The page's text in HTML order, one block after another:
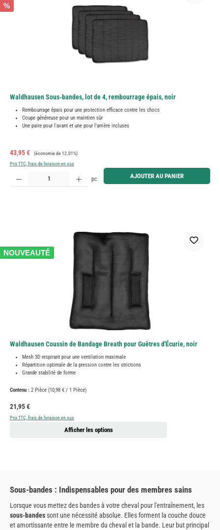
%
Waldhausen Sous-bandes, lot de 4, rembourrage épais, noir
Rembourrage épais pour une protection efficace contre les chocs
Coupe généreuse pour un maintien sûr
Une paire pour l'avant et une pour l'arrière incluses
Prix de vente :
43,95 € Prix régulier :
(économie de 12.01%)
Prix TTC, frais de livraison en sus
Quantité de produit : Entrez la quantité souhaitée ou utilisez les boutons pour augmenter ou
pc AJOUTER AU PANIER
NOUVEAUTÉ
Waldhausen Coussin de Bandage Breath pour Guêtres d'Écurie, noir
Mesh 3D respirant pour une ventilation maximale
Répartition optimale de la pression contre les strictions
Grande stabilité de forme
Contenu : 2 Pièce (10,98 € / 1 Pièce)
Prix régulier :
21,95 €
Prix TTC, frais de livraison en sus
Afficher les options
Sous-bandes : Indispensables pour des membres sains
Lorsque vous mettez des bandes à votre cheval pour l'entraînement, les
sous-bandessont une nécessité absolue. Elles forment la couche douce
et amortissante entre le membre du cheval et la bande. Leur but principal